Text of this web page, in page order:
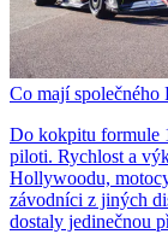
Co mají společného
Do kokpitu formule
piloti. Rychlost a
Hollywoodu,
závodníci z jiných
dostaly jedinečnou